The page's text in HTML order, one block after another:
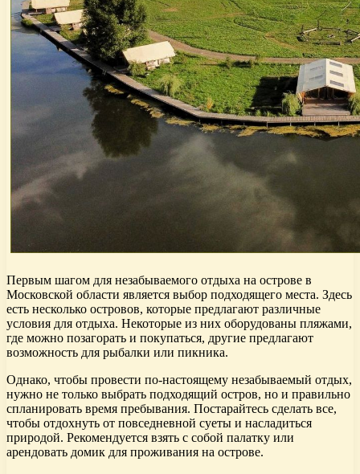
Первым шагом для незабываемого отдыха на острове в
Московской области является выбор подходящего места. Здесь
есть несколько островов, которые предлагают различные
условия для отдыха. Некоторые из них оборудованы пляжами,
где можно позагорать и покупаться, другие предлагают
возможность для рыбалки или пикника.
Однако, чтобы провести по-настоящему незабываемый отдых,
нужно не только выбрать подходящий остров, но и правильно
спланировать время пребывания. Постарайтесь сделать все,
чтобы отдохнуть от повседневной суеты и насладиться
природой. Рекомендуется взять с собой палатку или
арендовать домик для проживания на острове.